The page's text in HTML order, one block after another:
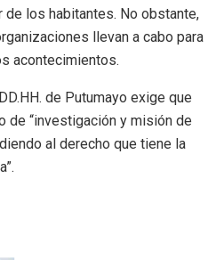
los habitantes. No obstante,
llevan a cabo para
acontecimientos.
de Putumayo exige que
de “investigación y misión de
al derecho que tiene la